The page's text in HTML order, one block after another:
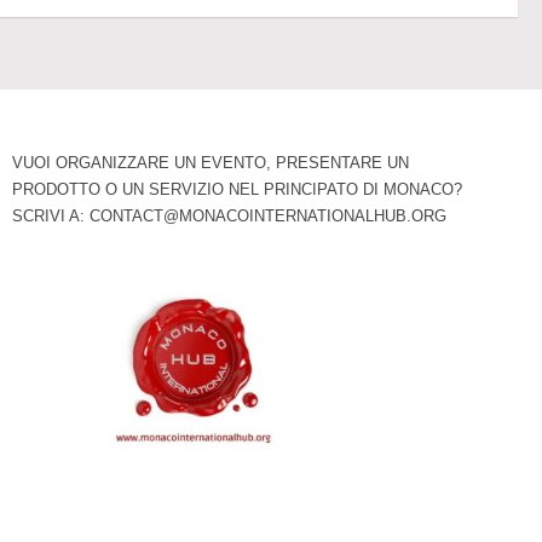
VUOI ORGANIZZARE UN EVENTO, PRESENTARE UN
PRODOTTO O UN SERVIZIO NEL PRINCIPATO DI MONACO?
SCRIVI A: CONTACT@MONACOINTERNATIONALHUB.ORG